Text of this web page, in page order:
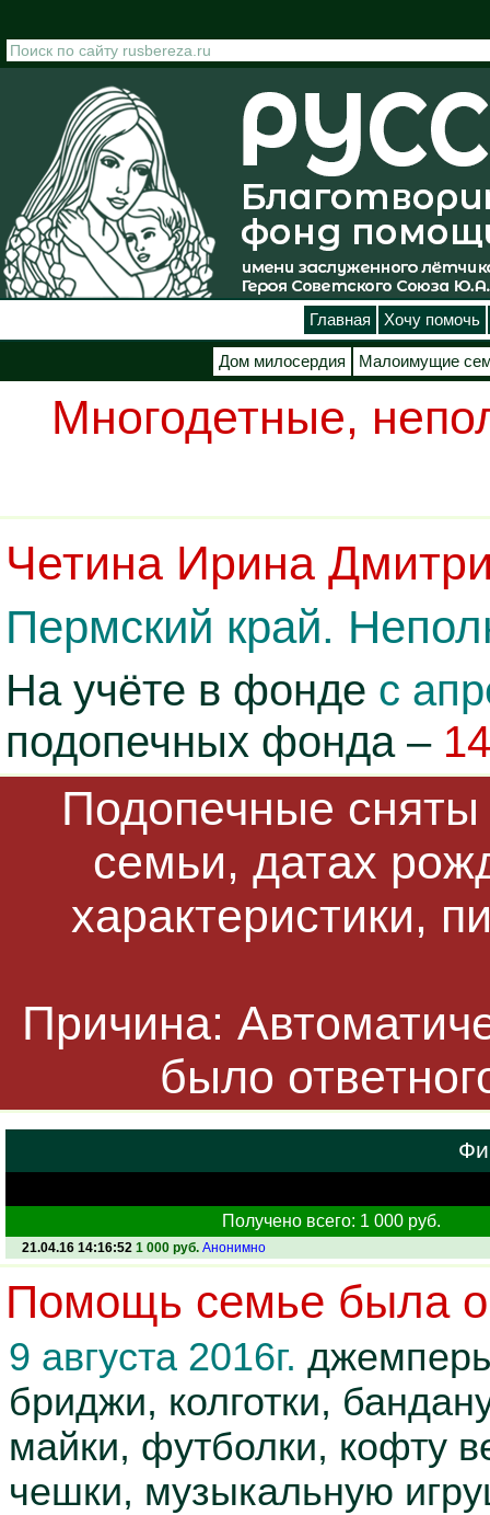
Главная Хочу помочь
Дом милосердия Малоимущие
Многодетные,
Четина Ирина
Пермский край.
На учёте в фонде с
подопечных фонда –
Подопечные
семьи, датах
характеристики,
Причина:
было
Получено всего: 1 000 руб.
21.04.16 14:16:52 1 000 руб. Анонимно
Помощь семье была
9 августа 2016г.
бриджи, колготки,
майки, футболки, кофту
чешки, музыкальную